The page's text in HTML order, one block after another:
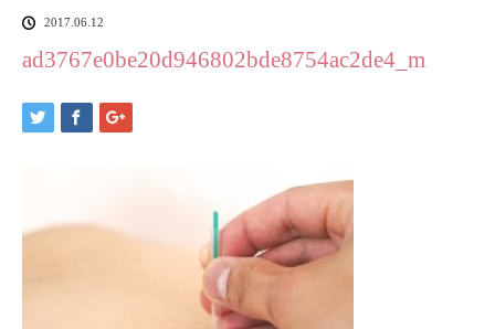
2017.06.12
ad3767e0be20d946802bde8754ac2de4_m